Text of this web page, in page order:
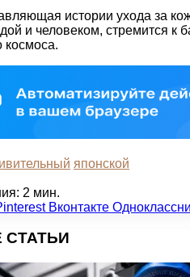
истории ухода за
и человеком, стремится к
космоса.
японской
2 мин.
Вконтакте